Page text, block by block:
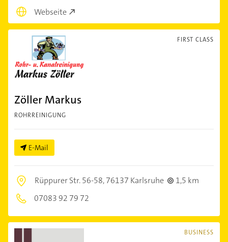
Webseite
FIRST CLASS
Zöller Markus
ROHRREINIGUNG
E-Mail
Rüppurer Str. 56-58,76137 Karlsruhe
1,5 km
07083 92 79 72
BUSINESS